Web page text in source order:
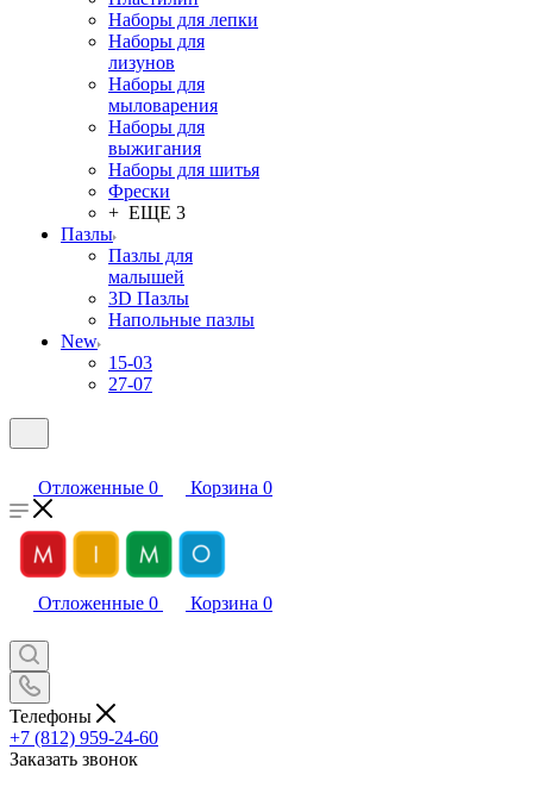
Наборы для лепки
Наборы для
лизунов
Наборы для
мыловарения
Наборы для
выжигания
Наборы для шитья
Фрески
+ ЕЩЕ 3
Пазлы
Пазлы для
малышей
3D Пазлы
Напольные пазлы
New
15-03
27-07
Отложенные 0 Корзина 0
Отложенные 0 Корзина 0
Телефоны
+7 (812) 959-24-60
Заказать звонок